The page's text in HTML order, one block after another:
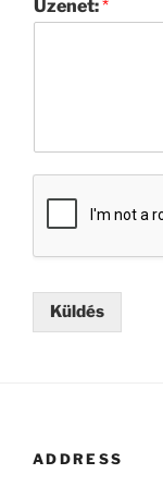
Üzenet:*
Küldés
ADDRESS